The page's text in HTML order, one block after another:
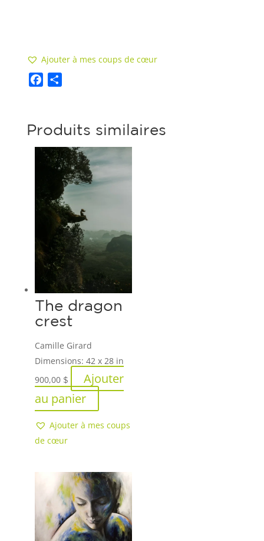
Ajouter à mes coups de cœur
c
e
r
e
Produits similaires
The dragon
crest
Camille Girard
Dimensions: 42 x 28 in
900,00 $
Ajouter
au panier
Ajouter à mes coups
de cœur